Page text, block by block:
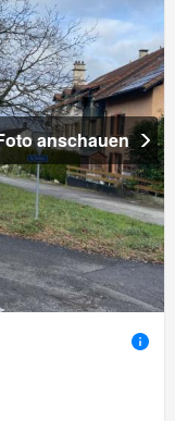
anschauen